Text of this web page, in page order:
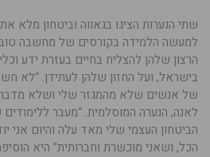
שתי הנערות הציגו בגאווה וביטחון מלא
למעשה הלמידה בקורסים של מחשבה
הרצון שלהן להצליח בחיים בעזרת ידע
בישראל, ועל החזון שלהן לעתידן. “לא
של אנשים שלא מהמגזר שלי ושלא
לאנה, הנערה המוסלמית. “מעבר
הביטחון העצמי שלי מאד עלה והיום אני
הכל, ושאני מוכשרת וחברותית” היא